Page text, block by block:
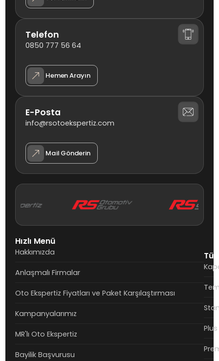
Telefon
0850 777 56 64
Hemen Arayın
E-Posta
info@rsotoekspertiz.com
Mail Gönderin
Hızlı Menü
Hakkımızda
Anlaşmalı Firmalar
Oto Ekspertiz Fiyatları ve Paket Karşılaştırması
Kampanyalarımız
MR'lı Oto Ekspertiz
Bayilik Başvurusu